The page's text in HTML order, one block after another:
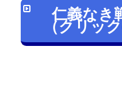
仁義なき
（クリッ